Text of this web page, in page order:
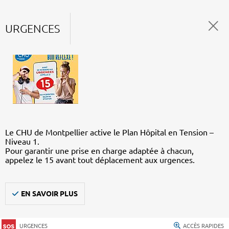
URGENCES
Le CHU de Montpellier active le Plan Hôpital en Tension –
Niveau 1.
Pour garantir une prise en charge adaptée à chacun,
appelez le 15 avant tout déplacement aux urgences.
EN SAVOIR PLUS
URGENCES ACCÈS RAPIDES